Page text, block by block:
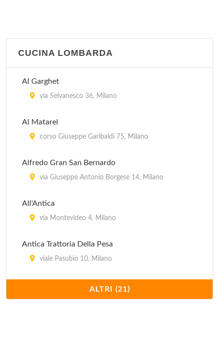
CUCINA LOMBARDA
Al Garghet
via Selvanesco 36, Milano
Al Matarel
corso Giuseppe Garibaldi 75, Milano
Alfredo Gran San Bernardo
via Giuseppe Antonio Borgese 14, Milano
All'Antica
via Montevideo 4, Milano
Antica Trattoria Della Pesa
viale Pasubio 10, Milano
Antico Ristorante Boeucc
piazza Belgioioso 2, Milano
ALTRI (21)